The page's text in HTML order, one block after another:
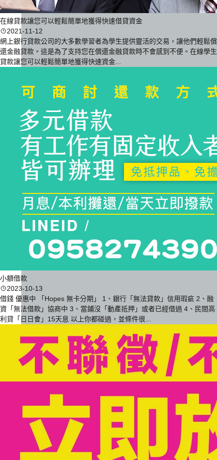
在線貸款讓您可以輕鬆簡單地獲得快速借貸資金
2021-11-12
網上銀行貸款公司的大多數學習者為學生提供靈活的交易，讓他們輕鬆償
還金融貸款。這是為了支持您在償還金融貸款時不會感到不便。在線學生
貸款讓您可以輕鬆簡單地獲得快速資金...
小額借款
2023-10-13
借錢 優惠中 「Hopes 無卡分期」 1、銀行「無法貸款」信用瑕疵 2、融
資「無法借款」協商中 3、當鋪沒「動產抵押」或者已經借過 4、民間高
利貸「日日會」15天息 以上你都碰過，並條件很...